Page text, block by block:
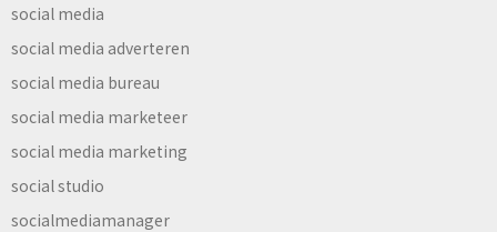
social media
social media adverteren
social media bureau
social media marketeer
social media marketing
social studio
socialmediamanager